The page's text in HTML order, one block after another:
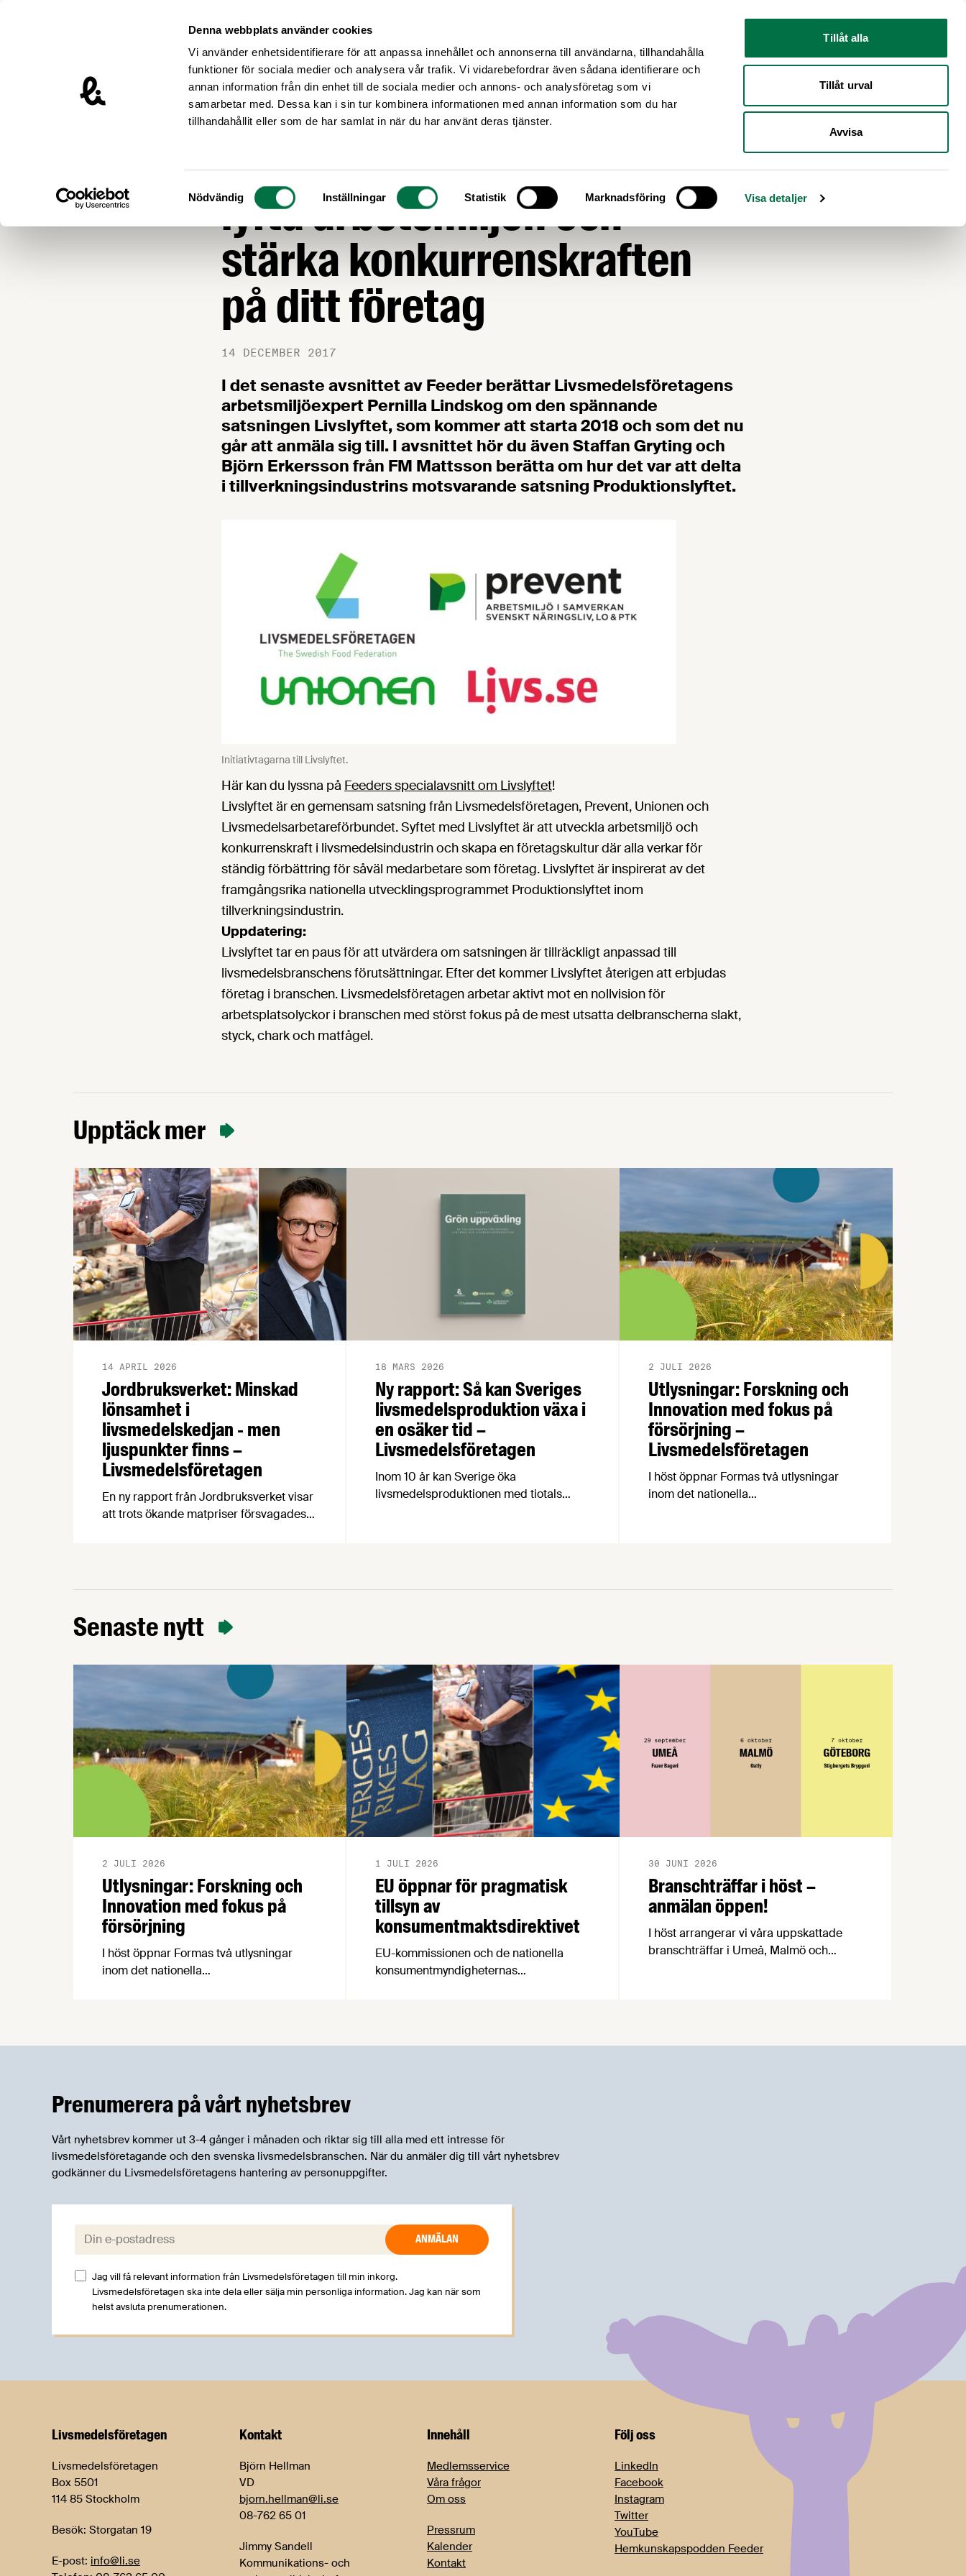
Denna webbplats använder cookies
Vi använder enhetsidentifierare för att anpassa innehållet och annonserna till användarna, tillhandahålla
funktioner för sociala medier och analysera vår trafik. Vi vidarebefordrar även sådana identifierare och
annan information från din enhet till de sociala medier och annons- och analysföretag som vi
samarbetar med. Dessa kan i sin tur kombinera informationen med annan information som du har
tillhandahållit eller som de har samlat in när du har använt deras tjänster.
Samtyckesval
Nödvändig Inställningar Statistik Marknadsföring Visa detaljer
Tillåt alla
Tillåt urval
Avvisa
Livsmedelsföretagen – till startsidan
Nyheter
Feeder: Så kan Livslyftet
lyfta arbetsmiljön och
stärka konkurrenskraften
på ditt företag
14 DECEMBER 2017
I det senaste avsnittet av Feeder berättar Livsmedelsföretagens
arbetsmiljöexpert Pernilla Lindskog om den spännande
satsningen Livslyftet, som kommer att starta 2018 och som det nu
går att anmäla sig till. I avsnittet hör du även Staffan Gryting och
Björn Erkersson från FM Mattsson berätta om hur det var att delta
i tillverkningsindustrins motsvarande satsning Produktionslyftet.
Initiativtagarna till Livslyftet.
Här kan du lyssna på Feeders specialavsnitt om Livslyftet!
Livslyftet är en gemensam satsning från Livsmedelsföretagen, Prevent, Unionen och
Livsmedelsarbetareförbundet. Syftet med Livslyftet är att utveckla arbetsmiljö och
konkurrenskraft i livsmedelsindustrin och skapa en företagskultur där alla verkar för
ständig förbättring för såväl medarbetare som företag. Livslyftet är inspirerat av det
framgångsrika nationella utvecklingsprogrammet Produktionslyftet inom
tillverkningsindustrin.
Uppdatering:
Livslyftet tar en paus för att utvärdera om satsningen är tillräckligt anpassad till
livsmedelsbranschens förutsättningar. Efter det kommer Livslyftet återigen att erbjudas
företag i branschen. Livsmedelsföretagen arbetar aktivt mot en nollvision för
arbetsplatsolyckor i branschen med störst fokus på de mest utsatta delbranscherna slakt,
styck, chark och matfågel.
Upptäck mer
Jordbruksverket: Minskad
lönsamhet i
livsmedelskedjan - men
ljuspunkter finns –
Livsmedelsföretagen
14 APRIL 2026
En ny rapport från Jordbruksverket visar
att trots ökande matpriser försvagades
rapporten borde läsas av de politiker
som fortsätter prata om ”övervinster” i
Ny rapport: Så kan Sveriges
livsmedelsproduktion växa i
en osäker tid –
Livsmedelsföretagen
18 MARS 2026
Inom 10 år kan Sverige öka
livsmedelsproduktionen med tiotals
Utlysningar: Forskning och
Innovation med fokus på
försörjning –
Livsmedelsföretagen
2 JULI 2026
I höst öppnar Formas två utlysningar
inom det nationella
Senaste nytt
Utlysningar: Forskning och
Innovation med fokus på
försörjning
2 JULI 2026
I höst öppnar Formas två utlysningar
inom det nationella
innovationer som stärker Sveriges
livsmedelsförsörjning.
EU öppnar för pragmatisk
tillsyn av
konsumentmaktsdirektivet
1 JULI 2026
EU-kommissionen och de nationella
konsumentmyndigheternas
Branschträffar i höst –
anmälan öppen!
30 JUNI 2026
I höst arrangerar vi våra uppskattade
branschträffar i Umeå, Malmö och
Prenumerera på vårt nyhetsbrev
Vårt nyhetsbrev kommer ut 3-4 gånger i månaden och riktar sig till alla med ett intresse för
livsmedelsföretagande och den svenska livsmedelsbranschen. När du anmäler dig till vårt nyhetsbrev
godkänner du Livsmedelsföretagens hantering av personuppgifter.
E-post:
Jag vill få relevant information från Livsmedelsföretagen till min inkorg.
Livsmedelsföretagen ska inte dela eller sälja min personliga information. Jag kan när som
helst avsluta prenumerationen.
Livsmedels­företagen
Livsmedelsföretagen
Box 5501
114 85 Stockholm
Besök: Storgatan 19
E-post: info@li.se
Kontakt
Björn Hellman
VD
bjorn.hellman@li.se
08-762 65 01
Jimmy Sandell
Kommunikations- och
Innehåll
Medlemsservice
Våra frågor
Om oss
Pressrum
Kalender
Kontakt
Följ oss
LinkedIn
Facebook
Instagram
Twitter
YouTube
Hemkunskapspodden Feeder